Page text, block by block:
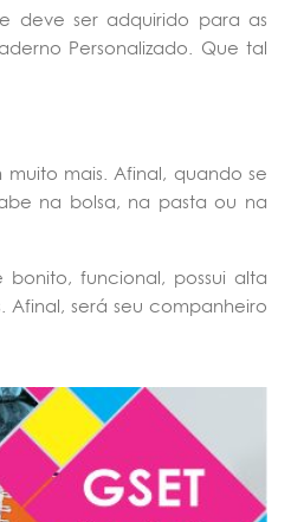
deve ser adquirido para as
Personalizado. Que tal
mais. Afinal, quando se
na bolsa, na pasta ou na
funcional, possui alta
será seu companheiro